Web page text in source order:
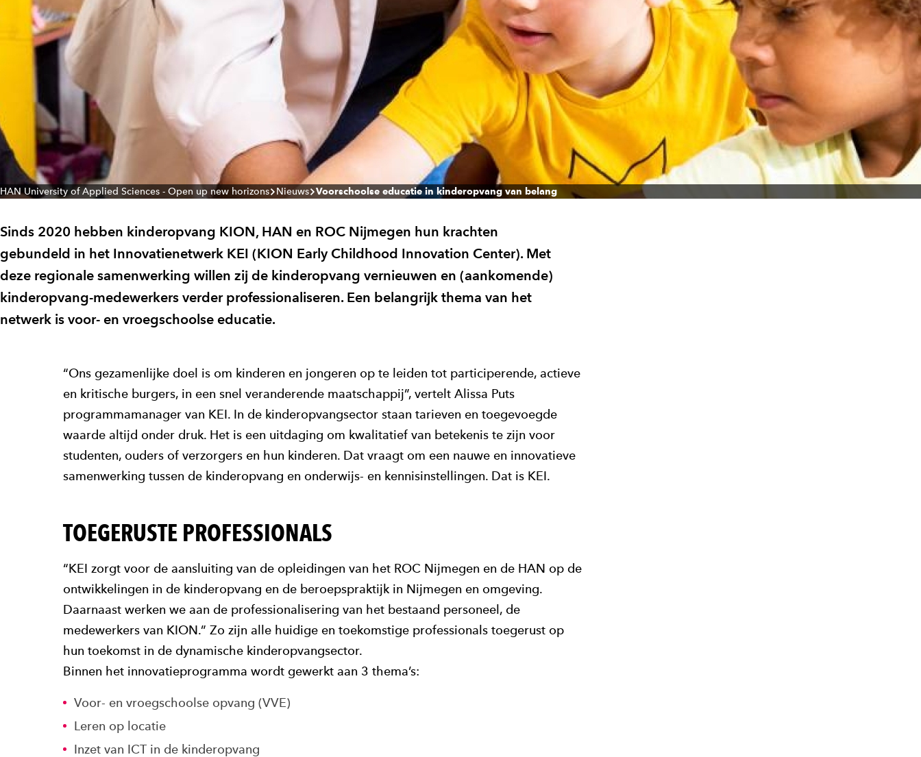
HAN University of Applied Sciences - Open up new horizons Nieuws Voorschoolse educatie in kinderopvang van belang
Sinds 2020 hebben kinderopvang KION, HAN en ROC Nijmegen hun krachten
gebundeld in het Innovatienetwerk KEI (KION Early Childhood Innovation Center). Met
deze regionale samenwerking willen zij de kinderopvang vernieuwen en (aankomende)
kinderopvang-medewerkers verder professionaliseren. Een belangrijk thema van het
netwerk is voor- en vroegschoolse educatie.
“Ons gezamenlijke doel is om kinderen en jongeren op te leiden tot participerende, actieve
en kritische burgers, in een snel veranderende maatschappij”, vertelt Alissa Puts
programmamanager van KEI. In de kinderopvangsector staan tarieven en toegevoegde
waarde altijd onder druk. Het is een uitdaging om kwalitatief van betekenis te zijn voor
studenten, ouders of verzorgers en hun kinderen. Dat vraagt om een nauwe en innovatieve
samenwerking tussen de kinderopvang en onderwijs- en kennisinstellingen. Dat is KEI.
TOEGERUSTE PROFESSIONALS
“KEI zorgt voor de aansluiting van de opleidingen van het ROC Nijmegen en de HAN op de
ontwikkelingen in de kinderopvang en de beroepspraktijk in Nijmegen en omgeving.
Daarnaast werken we aan de professionalisering van het bestaand personeel, de
medewerkers van KION.” Zo zijn alle huidige en toekomstige professionals toegerust op
hun toekomst in de dynamische kinderopvangsector.
Binnen het innovatieprogramma wordt gewerkt aan 3 thema’s:
Voor- en vroegschoolse opvang (VVE)
Leren op locatie
Inzet van ICT in de kinderopvang